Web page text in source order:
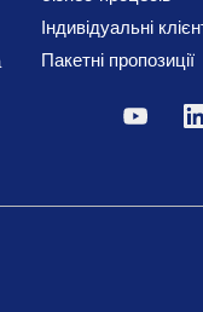
Індивідуальні
Пакетні пропозиції